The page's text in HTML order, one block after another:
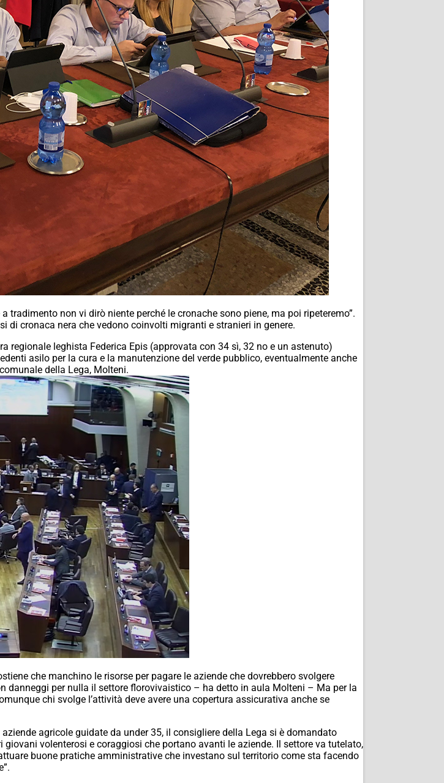
non vi dirò niente perché le cronache sono piene, ma poi ripeteremo”.
cronaca nera che vedono coinvolti migranti e stranieri in genere.
regionale leghista Federica Epis (approvata con 34 sì, 32 no e un astenuto)
asilo per la cura e la manutenzione del verde pubblico, eventualmente anche
della Lega, Molteni.
che manchino le risorse per pagare le aziende che dovrebbero svolgere
danneggi per nulla il settore florovivaistico – ha detto in aula Molteni – Ma per la
chi svolge l’attività deve avere una copertura assicurativa anche se
agricole guidate da under 35, il consigliere della Lega si è domandato
volenterosi e coraggiosi che portano avanti le aziende. Il settore va tutelato,
buone pratiche amministrative che investano sul territorio come sta facendo